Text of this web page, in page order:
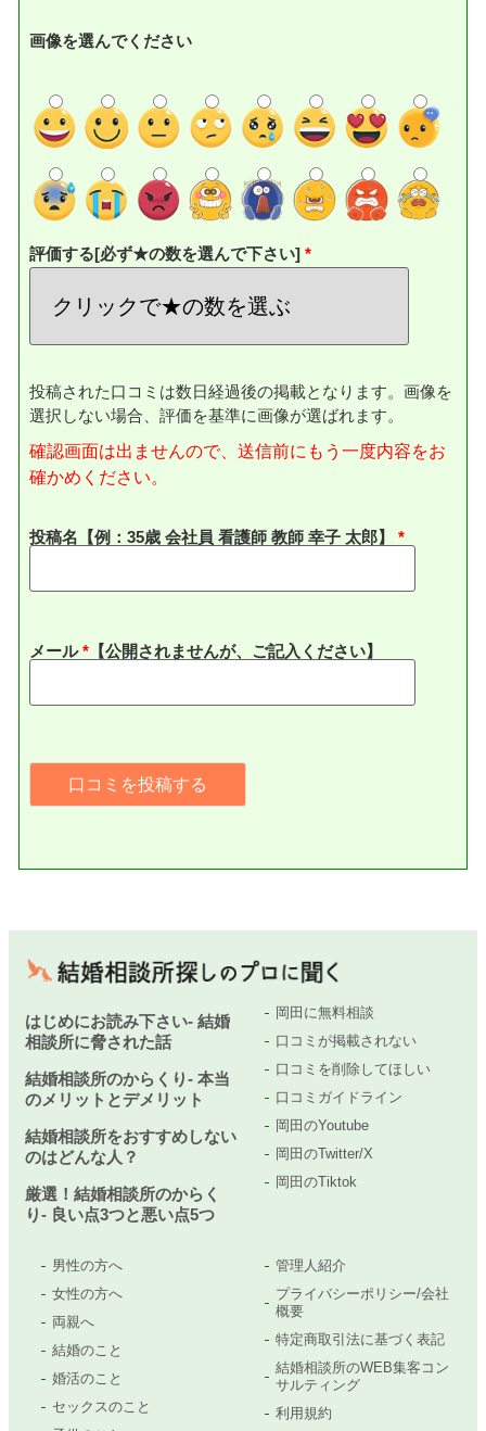
画像を選んでください
評価する[必ず★の数を選んで下さい]
投稿された口コミは数日経過後の掲載となります。画像を
選択しない場合、評価を基準に画像が選ばれます。
確認画面は出ませんので、送信前にもう一度内容をお
確かめください。
投稿名【例：35歳 会社員 看護師 教師 幸子 太郎】
メール* 【公開されませんが、ご記入ください】
はじめにお読み下さい- 結婚
相談所に脅された話
結婚相談所のからくり- 本当
のメリットとデメリット
結婚相談所をおすすめしない
のはどんな人？
厳選！結婚相談所のからく
り- 良い点3つと悪い点5つ
岡田に無料相談
口コミが掲載されない
口コミを削除してほしい
口コミガイドライン
岡田のYoutube
岡田のTwitter/X
岡田のTiktok
男性の方へ
女性の方へ
両親へ
結婚のこと
婚活のこと
セックスのこと
管理人紹介
プライバシーポリシー/会社
概要
特定商取引法に基づく表記
結婚相談所のWEB集客コン
サルティング
利用規約